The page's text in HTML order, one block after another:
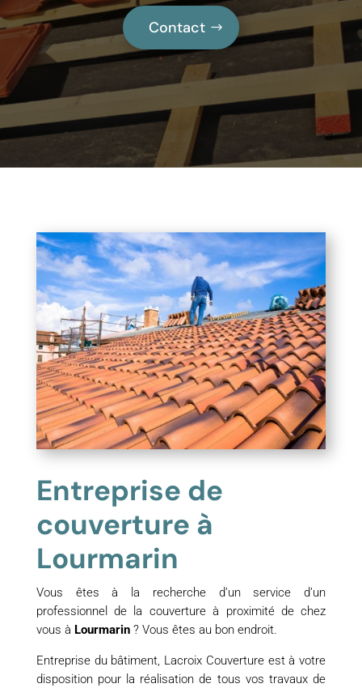
Contact
Entreprise de
couverture à
Lourmarin
Vous êtes à la recherche d’un service d’un
professionnel de la couverture à proximité de chez
vous à Lourmarin? Vous êtes au bon endroit.
Entreprise du bâtiment, Lacroix Couverture est à votre
disposition pour la réalisation de tous vos travaux de